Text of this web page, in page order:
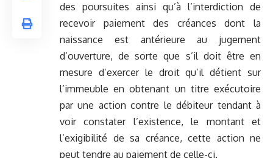
des poursuites ainsi qu’à l’interdiction de
recevoir paiement des créances dont la
naissance est antérieure au jugement
d’ouverture, de sorte que s’il doit être en
mesure d’exercer le droit qu’il détient sur
l’immeuble en obtenant un titre exécutoire
par une action contre le débiteur tendant à
voir constater l’existence, le montant et
l’exigibilité de sa créance, cette action ne
peut tendre au paiement de celle-ci.